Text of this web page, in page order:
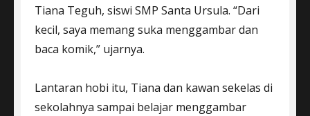
Tiana Teguh, siswi SMP Santa Ursula. “Dari
kecil, saya memang suka menggambar dan
baca komik,” ujarnya.
Lantaran hobi itu, Tiana dan kawan sekelas di
sekolahnya sampai belajar menggambar